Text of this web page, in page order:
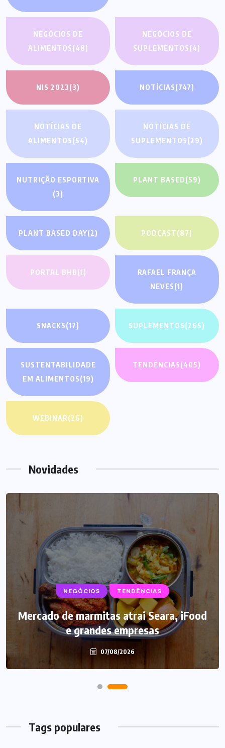
NEGÓCIOS DE
ALIMENTOS(48)
NEGÓCIOS DE
SUPLEMENTOS(4)
NIS 2023(3) NOTÍCIAS(747)
NOTÍCIAS DE
ALIMENTOS(54)
NOTÍCIAS DE
SUPLEMENTOS(29)
NUTRIÇÃO ESPORTIVA
(3)
PLANT BASED(59)
PLANT BASED DAY(2) PODCAST(87)
PORTAL BHB(1)
RAFAEL FRANÇA
NEVES(1)
SNACKS(17) SUPLEMENTOS(265)
SUSTENTABILIDADE
EM ALIMENTOS(19)
TENDÊNCIAS(405)
WEBINAR(26)
Novidades
NEGÓCIOS TENDÊNCIAS
Mercado de marmitas atrai Seara, iFood
e grandes empresas
07/08/2026
SUPLEMENTOS
Caffeine Army lança campanha para o
Dia dos Pais
07/08/2026
Tags populares